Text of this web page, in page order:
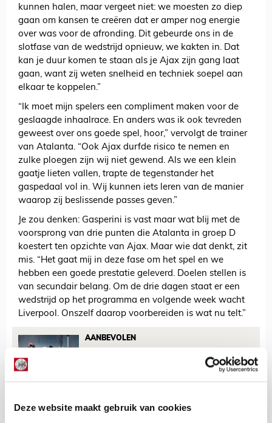
Deze website maakt gebruik van cookies
kunnen halen, maar vergeet niet: we moesten zo diep
gaan om kansen te creëren dat er amper nog energie
over was voor de afronding. Dit gebeurde ons in de
slotfase van de wedstrijd opnieuw, we kakten in. Dat
kan je duur komen te staan als je Ajax zijn gang laat
gaan, want zij weten snelheid en techniek soepel aan
elkaar te koppelen.”
“Ik moet mijn spelers een compliment maken voor de
geslaagde inhaalrace. En anders was ik ook tevreden
geweest over ons goede spel, hoor,” vervolgt de trainer
van Atalanta. “Ook Ajax durfde risico te nemen en
zulke ploegen zijn wij niet gewend. Als we een klein
gaatje lieten vallen, trapte de tegenstander het
gaspedaal vol in. Wij kunnen iets leren van de manier
waarop zij beslissende passes geven.”
Je zou denken: Gasperini is vast maar wat blij met de
voorsprong van drie punten die Atalanta in groep D
koestert ten opzichte van Ajax. Maar wie dat denkt, zit
mis. “Het gaat mij in deze fase om het spel en we
hebben een goede prestatie geleverd. Doelen stellen is
van secundair belang. Om de drie dagen staat er een
wedstrijd op het programma en volgende week wacht
Liverpool. Onszelf daarop voorbereiden is wat nu telt.”
AANBEVOLEN
Dit valt ons op terwijl Ajax
voorsprong uit handen